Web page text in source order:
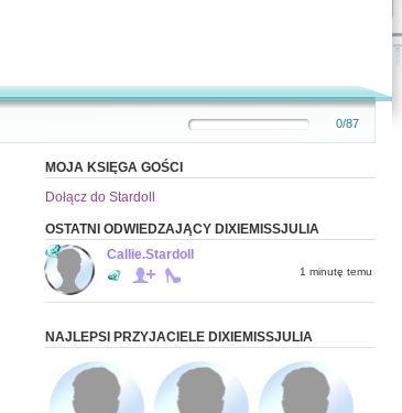
0/87
MOJA KSIĘGA GOŚCI
Dołącz do Stardoll
OSTATNI ODWIEDZAJĄCY DIXIEMISSJULIA
Callie.Stardoll
1 minutę temu
NAJLEPSI PRZYJACIELE DIXIEMISSJULIA